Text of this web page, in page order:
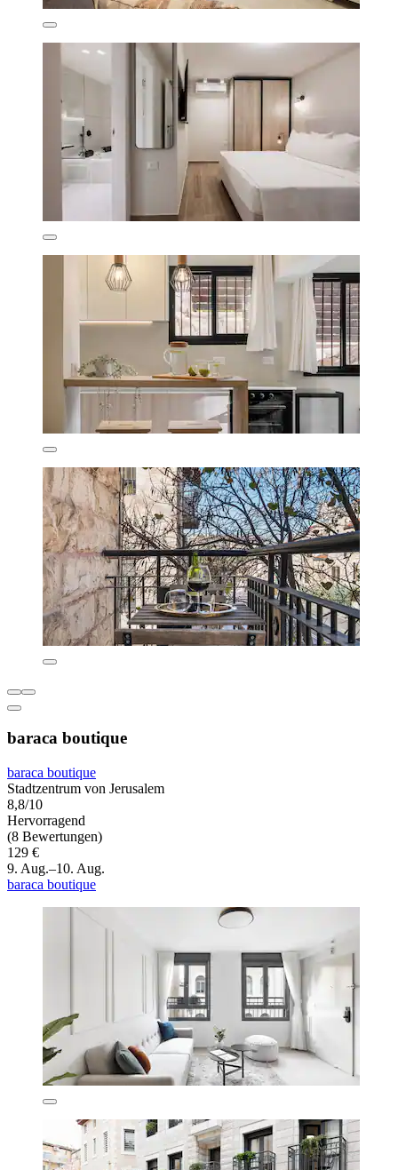
baraca boutique
baraca boutique
Stadtzentrum von Jerusalem
8,8/10
Hervorragend
(8 Bewertungen)
129 €
9. Aug.–10. Aug.
baraca boutique